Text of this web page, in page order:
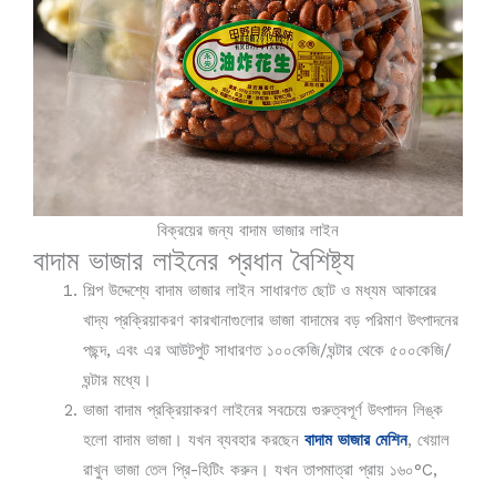
বিক্রয়ের জন্য বাদাম ভাজার লাইন
বাদাম ভাজার লাইনের প্রধান বৈশিষ্ট্য
শিল্প উদ্দেশ্যে বাদাম ভাজার লাইন সাধারণত ছোট ও মধ্যম আকারের
খাদ্য প্রক্রিয়াকরণ কারখানাগুলোর ভাজা বাদামের বড় পরিমাণ উৎপাদনের
পছন্দ, এবং এর আউটপুট সাধারণত ১০০কেজি/ঘন্টার থেকে ৫০০কেজি/
ঘন্টার মধ্যে।
ভাজা বাদাম প্রক্রিয়াকরণ লাইনের সবচেয়ে গুরুত্বপূর্ণ উৎপাদন লিঙ্ক
হলো বাদাম ভাজা। যখন ব্যবহার করছেন বাদাম ভাজার মেশিন, খেয়াল
রাখুন ভাজা তেল প্রি-হিটিং করুন। যখন তাপমাত্রা প্রায় ১৬০°C,